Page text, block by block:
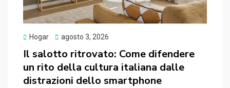
Hogar
Publicado
agosto 3, 2026
Il salotto ritrovato: Come difendere
un rito della cultura italiana dalle
distrazioni dello smartphone